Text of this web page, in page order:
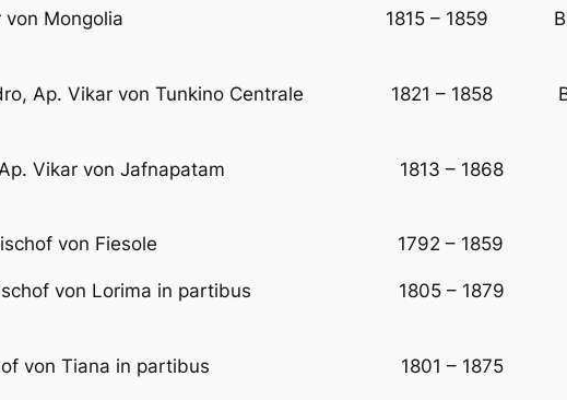
Vikar von Mongolia 1815 – 1859 Bischof
Ap. Vikar von Tunkino Centrale 1821 – 1858
Ap. Vikar von Jafnapatam 1813 – 1868
Bischof von Fiesole 1792 – 1859
Bischof von Lorima in partibus 1805 – 1879
von Tiana in partibus 1801 – 1875